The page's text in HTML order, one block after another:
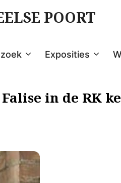
POORT
Exposities
in de RK